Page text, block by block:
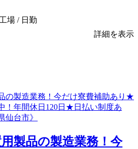
場 / 日勤
詳細を表示
製品の製造業務！今